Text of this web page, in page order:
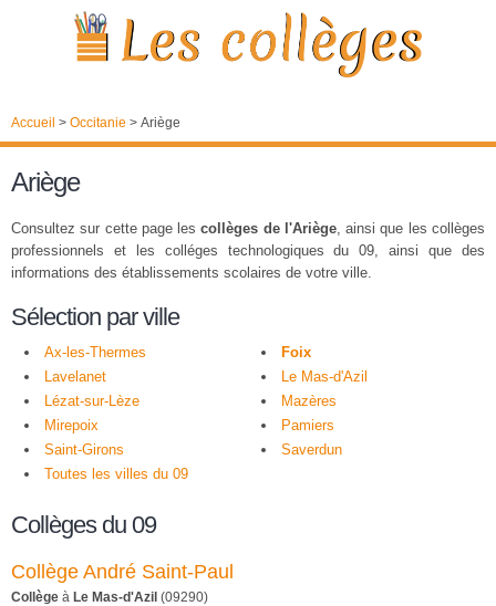
Accueil > Occitanie > Ariège
Ariège
Consultez sur cette page lescollèges de l'Ariège, ainsi que les collèges
professionnels et les colléges technologiques du 09, ainsi que des
informations des établissements scolaires de votre ville.
Sélection par ville
Ax-les-Thermes
Foix
Lavelanet
Le Mas-d'Azil
Lézat-sur-Lèze
Mazères
Mirepoix
Pamiers
Saint-Girons
Saverdun
Toutes les villes du 09
Collèges du 09
Collège André Saint-Paul
Collège à Le Mas-d'Azil (09290)